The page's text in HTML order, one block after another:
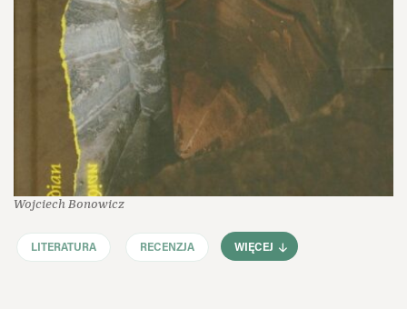
Wojciech Bonowicz
LITERATURA RECENZJA WIĘCEJ